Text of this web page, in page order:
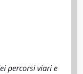
percorsi viari e